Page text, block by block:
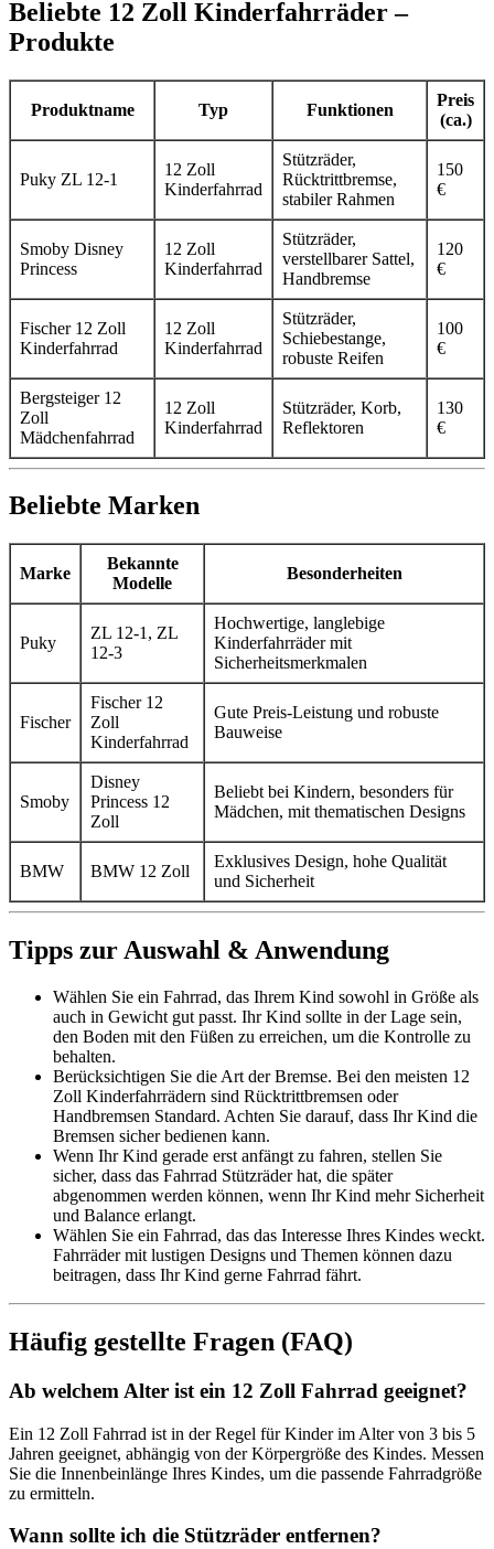
Beliebte 12 Zoll Kinderfahrräder –
Produkte
Produktname Typ Funktionen
Preis
(ca.)
Puky ZL 12-1
12 Zoll
Kinderfahrrad
Stützräder,
Rücktrittbremse,
stabiler Rahmen
150
€
Smoby Disney
Princess
12 Zoll
Kinderfahrrad
Stützräder,
verstellbarer Sattel,
Handbremse
120
€
Fischer 12 Zoll
Kinderfahrrad
12 Zoll
Kinderfahrrad
Stützräder,
Schiebestange,
robuste Reifen
100
€
Bergsteiger 12
Zoll
Mädchenfahrrad
12 Zoll
Kinderfahrrad
Stützräder, Korb,
Reflektoren
130
€
Beliebte Marken
Marke
Bekannte
Modelle
Besonderheiten
Puky
ZL 12-1, ZL
12-3
Hochwertige, langlebige
Kinderfahrräder mit
Sicherheitsmerkmalen
Fischer
Fischer 12
Zoll
Kinderfahrrad
Gute Preis-Leistung und robuste
Bauweise
Smoby
Disney
Princess 12
Zoll
Beliebt bei Kindern, besonders für
Mädchen, mit thematischen Designs
BMW BMW 12 Zoll
Exklusives Design, hohe Qualität
und Sicherheit
Tipps zur Auswahl & Anwendung
Wählen Sie ein Fahrrad, das Ihrem Kind sowohl in Größe als
auch in Gewicht gut passt. Ihr Kind sollte in der Lage sein,
den Boden mit den Füßen zu erreichen, um die Kontrolle zu
behalten.
Berücksichtigen Sie die Art der Bremse. Bei den meisten 12
Zoll Kinderfahrrädern sind Rücktrittbremsen oder
Handbremsen Standard. Achten Sie darauf, dass Ihr Kind die
Bremsen sicher bedienen kann.
Wenn Ihr Kind gerade erst anfängt zu fahren, stellen Sie
sicher, dass das Fahrrad Stützräder hat, die später
abgenommen werden können, wenn Ihr Kind mehr Sicherheit
und Balance erlangt.
Wählen Sie ein Fahrrad, das das Interesse Ihres Kindes weckt.
Fahrräder mit lustigen Designs und Themen können dazu
beitragen, dass Ihr Kind gerne Fahrrad fährt.
Häufig gestellte Fragen (FAQ)
Ab welchem Alter ist ein 12 Zoll Fahrrad geeignet?
Ein 12 Zoll Fahrrad ist in der Regel für Kinder im Alter von 3 bis 5
Jahren geeignet, abhängig von der Körpergröße des Kindes. Messen
Sie die Innenbeinlänge Ihres Kindes, um die passende Fahrradgröße
zu ermitteln.
Wann sollte ich die Stützräder entfernen?